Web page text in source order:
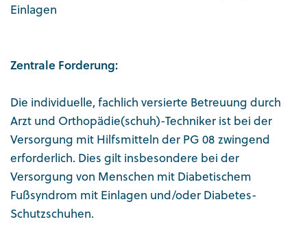
Einlagen
Zentrale Forderung:
Die individuelle, fachlich versierte Betreuung durch
Arzt und Orthopädie(schuh)-Techniker ist bei der
Versorgung mit Hilfsmitteln der PG 08 zwingend
erforderlich. Dies gilt insbesondere bei der
Versorgung von Menschen mit Diabetischem
Fußsyndrom mit Einlagen und/oder Diabetes-
Schutzschuhen.